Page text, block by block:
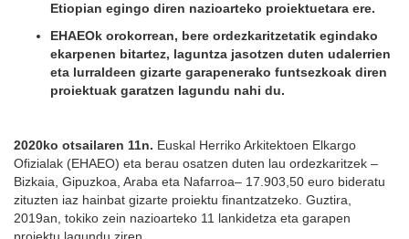
Etiopian egingo diren nazioarteko proiektuetara ere.
EHAEOk orokorrean, bere ordezkaritzetatik egindako
ekarpenen bitartez, laguntza jasotzen duten udalerrien
eta lurraldeen gizarte garapenerako funtsezkoak diren
proiektuak garatzen lagundu nahi du.
2020ko otsailaren 11n. Euskal Herriko Arkitektoen Elkargo
Ofizialak (EHAEO) eta berau osatzen duten lau ordezkaritzek –
Bizkaia, Gipuzkoa, Araba eta Nafarroa– 17.903,50 euro bideratu
zituzten iaz hainbat gizarte proiektu finantzatzeko. Guztira,
2019an, tokiko zein nazioarteko 11 lankidetza eta garapen